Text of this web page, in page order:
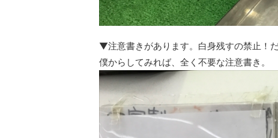
▼注意書きがあります。白身残すの禁止！
僕からしてみれば、全く不要な注意書き。